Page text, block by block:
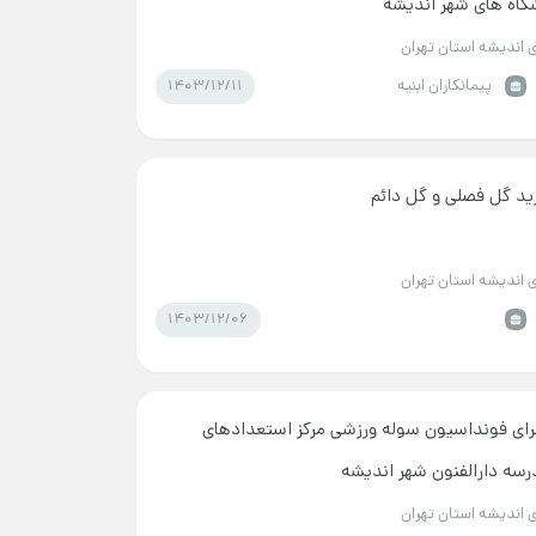
های شهر اندیشه
اندیشه استان تهران
پیمانکاران ابنیه 1403/12/11
گل فصلی و گل دائم
اندیشه استان تهران
1403/12/06
فونداسیون سوله ورزشی مرکز استعدادهای
دارالفنون شهر اندیشه
اندیشه استان تهران